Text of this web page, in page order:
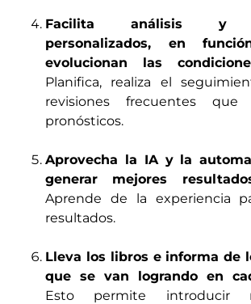
Facilita análisis y
personalizados, en
evolucionan las
Planifica, realiza el
revisiones frecuentes
pronósticos.
Aprovecha la IA y la
generar mejores
Aprende de la experiencia
resultados.
Lleva los libros e informa de
que se van logrando en
Esto permite introducir